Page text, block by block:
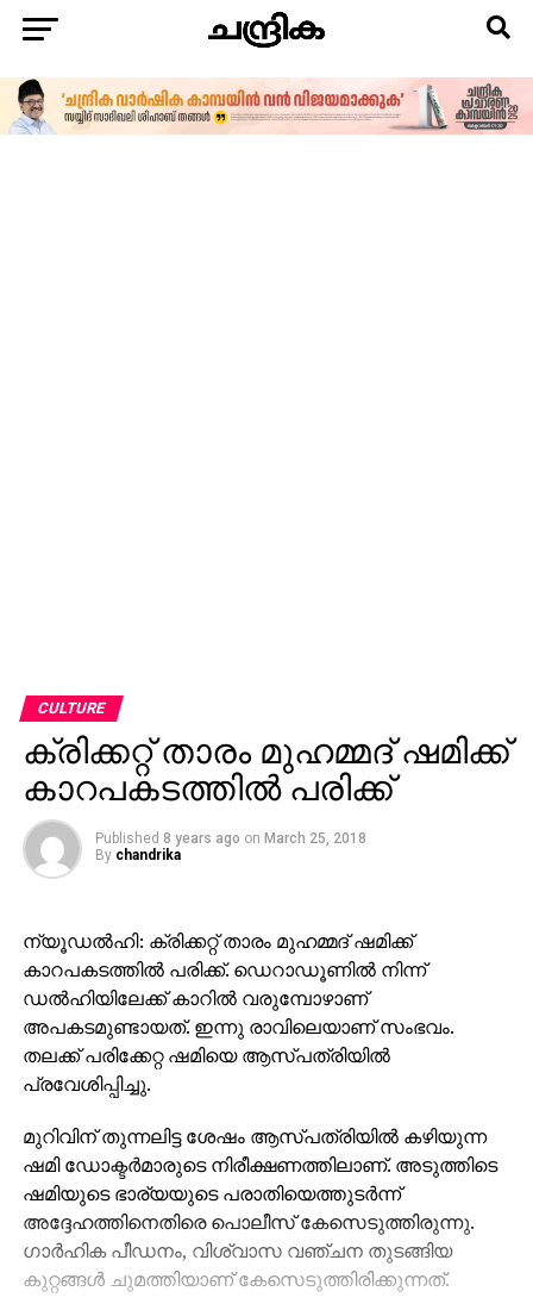
CULTURE
ക്രിക്കറ്റ് താരം മുഹമ്മദ് ഷമിക്ക്
കാറപകടത്തില്‍ പരിക്ക്
Published 8 years ago on March 25, 2018
By chandrika
ന്യൂഡല്‍ഹി: ക്രിക്കറ്റ് താരം മുഹമ്മദ് ഷമിക്ക്
കാറപകടത്തില്‍ പരിക്ക്. ഡെറാഡൂണില്‍ നിന്ന്
ഡല്‍ഹിയിലേക്ക് കാറില്‍ വരുമ്പോഴാണ്
അപകടമുണ്ടായത്. ഇന്നു രാവിലെയാണ് സംഭവം.
തലക്ക് പരിക്കേറ്റ ഷമിയെ ആസ്പത്രിയില്‍
പ്രവേശിപ്പിച്ചു.
മുറിവിന് തുന്നലിട്ട ശേഷം ആസ്പത്രിയില്‍ കഴിയുന്ന
ഷമി ഡോക്ടര്‍മാരുടെ നിരീക്ഷണത്തിലാണ്. അടുത്തിടെ
ഷമിയുടെ ഭാര്യയുടെ പരാതിയെത്തുടര്‍ന്ന്
അദ്ദേഹത്തിനെതിരെ പൊലീസ് കേസെടുത്തിരുന്നു.
ഗാര്‍ഹിക പീഡനം, വിശ്വാസ വഞ്ചന തുടങ്ങിയ
കുറ്റങ്ങള്‍ ചുമത്തിയാണ് കേസെടുത്തിരിക്കുന്നത്.